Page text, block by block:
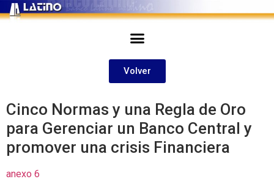
Volver
Cinco Normas y una Regla de Oro
para Gerenciar un Banco Central y
promover una crisis Financiera
anexo 6